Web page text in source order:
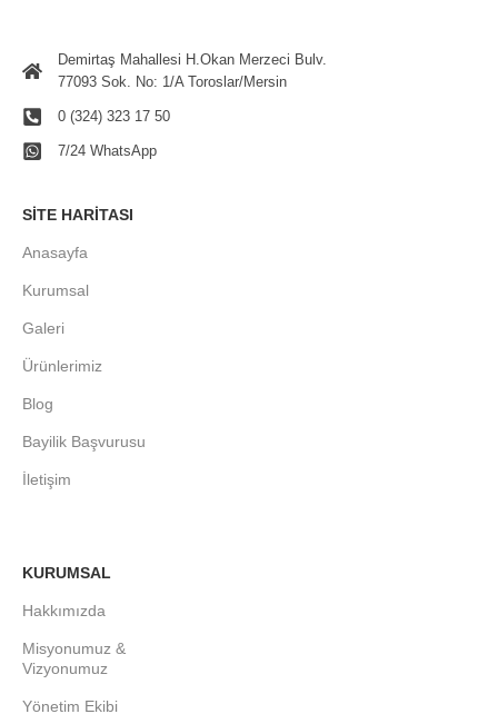
Demirtaş Mahallesi H.Okan Merzeci Bulv.
77093 Sok. No: 1/A Toroslar/Mersin
0 (324) 323 17 50
7/24 WhatsApp
SITE HARITASI
Anasayfa
Kurumsal
Galeri
Ürünlerimiz
Blog
Bayilik Başvurusu
İletişim
KURUMSAL
Hakkımızda
Misyonumuz &
Vizyonumuz
Yönetim Ekibi